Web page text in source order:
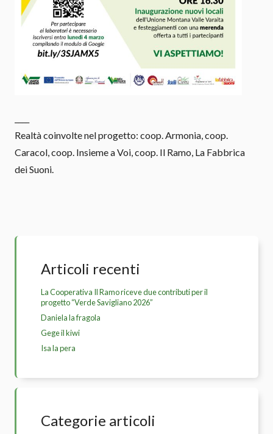
Realtà coinvolte nel progetto: coop. Armonia, coop.
Caracol, coop. Insieme a Voi, coop. Il Ramo, La Fabbrica
dei Suoni.
Articoli recenti
La Cooperativa Il Ramo riceve due contributi per il
progetto “Verde Savigliano 2026”
Daniela la fragola
Gege il kiwi
Isa la pera
Categorie articoli